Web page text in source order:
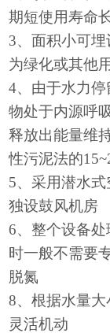
期短使用寿命
3、面积小可
为绿化或其他
4、由于水力
物处于内源呼
释放出能量维
性污泥法的
5、采用潜水
独设鼓风机房
6、整个设备
时一般不需要
脱氮
8、根据水量
灵活机动